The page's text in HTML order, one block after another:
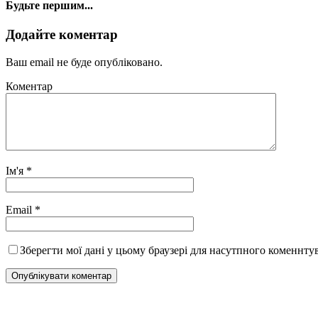
Будьте першим...
Додайте коментар
Ваш email не буде опубліковано.
Коментар
Ім'я *
Email *
Зберегти мої дані у цьому браузері для насутпного